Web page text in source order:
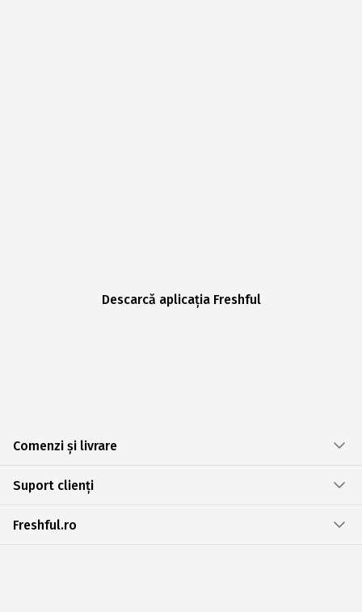
Descarcă aplicația Freshful
Comenzi și livrare
Suport clienți
Freshful.ro